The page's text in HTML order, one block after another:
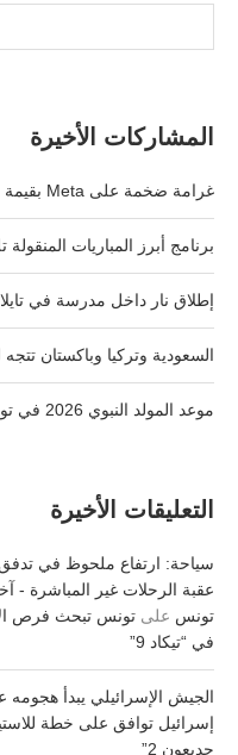
المشاركات الأخيرة
غرامة ضخمة على Meta بقيمة 567 مليون دولار بسبب حماية القاصرين
برنامج أبرز المباريات المنقولة
إطلاق نار داخل مدرسة في تايلاند يخلّف 7
السعودية وتركيا وباكستان
موعد المولد النبوي 2026 في تونس حسب الحسابات الفلكية
التعليقات الأخيرة
سياحة: ارتفاع ملحوظ في تدفق
عقبة الرحلات غير المباشرة -
تونس على تونس تبحث فرص
في “تيكاد 9”
الجيش الإسرائيلي يبدأ
إسرائيل توافق على خطة
جديعون 2”